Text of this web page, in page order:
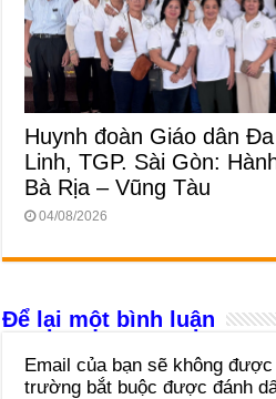
Huynh đoàn Giáo dân
Linh, TGP. Sài Gòn:
Bà Rịa – Vũng Tàu
04/08/2026
Để lại một bình luận
Email của bạn sẽ không
trường bắt buộc được đánh